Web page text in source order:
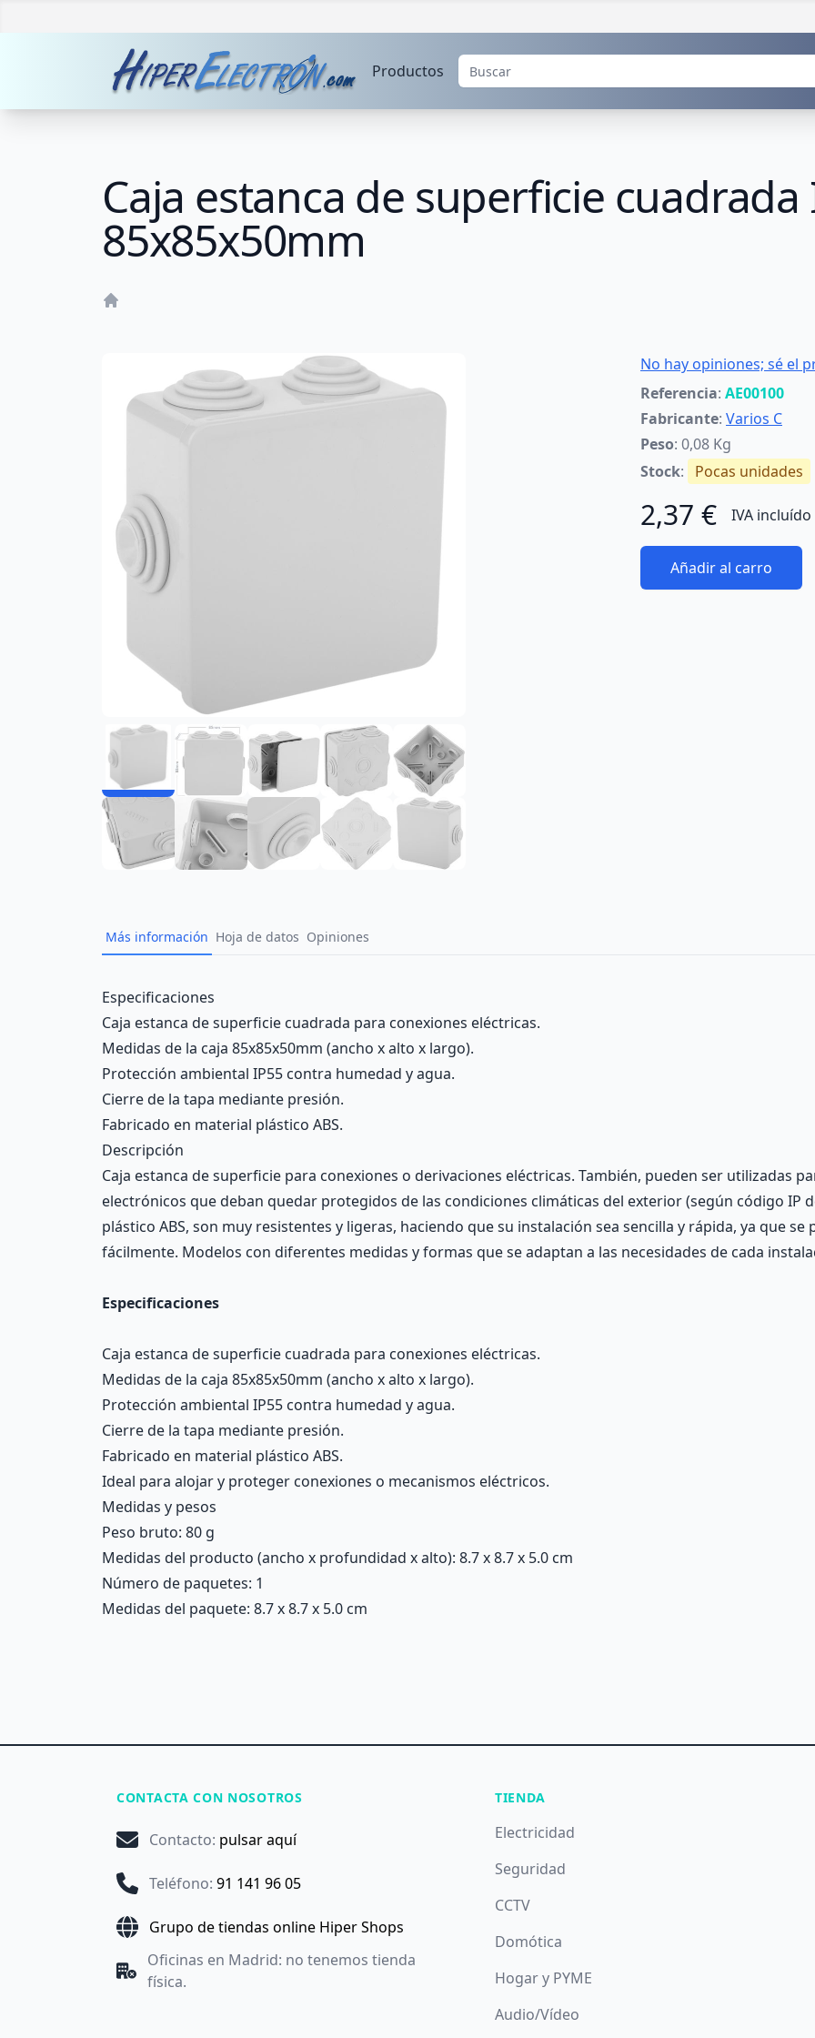
Productos
Caja estanca de superficie cuadrada
85x85x50mm
No hay opiniones; sé el
Referencia: AE00100
Fabricante: Varios C
Peso: 0,08 Kg
Stock: Pocas unidades
2,37 € IVA incluído
Añadir al carro
Más información Hoja de datos Opiniones
Description
Especificaciones
Caja estanca de superficie cuadrada para conexiones eléctricas.
Medidas de la caja 85x85x50mm (ancho x alto x largo).
Protección ambiental IP55 contra humedad y agua.
Cierre de la tapa mediante presión.
Fabricado en material plástico ABS.
Descripción
Caja estanca de superficie para conexiones o derivaciones eléctricas. También, pueden ser utilizadas
electrónicos que deban quedar protegidos de las condiciones climáticas del exterior (según código IP
plástico ABS, son muy resistentes y ligeras, haciendo que su instalación sea sencilla y rápida, ya que
fácilmente. Modelos con diferentes medidas y formas que se adaptan a las necesidades de cada
Especificaciones
Caja estanca de superficie cuadrada para conexiones eléctricas.
Medidas de la caja 85x85x50mm (ancho x alto x largo).
Protección ambiental IP55 contra humedad y agua.
Cierre de la tapa mediante presión.
Fabricado en material plástico ABS.
Ideal para alojar y proteger conexiones o mecanismos eléctricos.
Medidas y pesos
Peso bruto: 80 g
Medidas del producto (ancho x profundidad x alto): 8.7 x 8.7 x 5.0 cm
Número de paquetes: 1
Medidas del paquete: 8.7 x 8.7 x 5.0 cm
CONTACTA CON NOSOTROS
Contacto: pulsar aquí
Teléfono: 91 141 96 05
Grupo de tiendas online Hiper Shops
Oficinas en Madrid: no tenemos tienda
física.
TIENDA
Electricidad
Seguridad
CCTV
Domótica
Hogar y PYME
Audio/Vídeo